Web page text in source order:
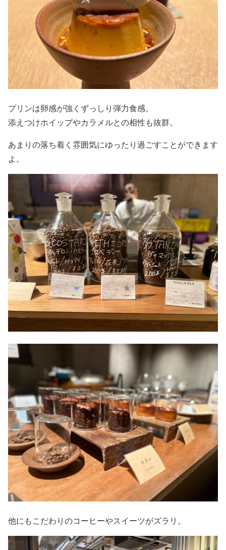
プリンは卵感が強くずっしり弾力食感。
添えつけホイップやカラメルとの相性も抜群。
あまりの落ち着く雰囲気にゆったり過ごすことができます
よ。
他にもこだわりのコーヒーやスイーツがズラリ。